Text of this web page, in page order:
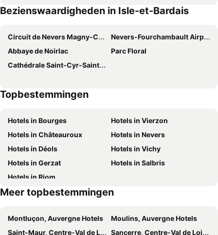
Logis - Auberge Bourbonnaise
Relais du Silence Hôtel & Restaurant Le Moulin de Chaméron
Bezienswaardigheden in Isle-et-Bardais
Circuit de Nevers Magny-Cours
Nevers-Fourchambault Airport
Abbaye de Noirlac
Parc Floral
Cathédrale Saint-Cyr-Sainte-Julitte
Topbestemmingen
Hotels in Bourges
Hotels in Vierzon
Hotels in Châteauroux
Hotels in Nevers
Hotels in Déols
Hotels in Vichy
Hotels in Gerzat
Hotels in Salbris
Hotels in Riom
Meer topbestemmingen
Montluçon, Auvergne Hotels
Moulins, Auvergne Hotels
Saint-Maur, Centre-Val de Loire Hotels
Sancerre, Centre-Val de Loire Hotels